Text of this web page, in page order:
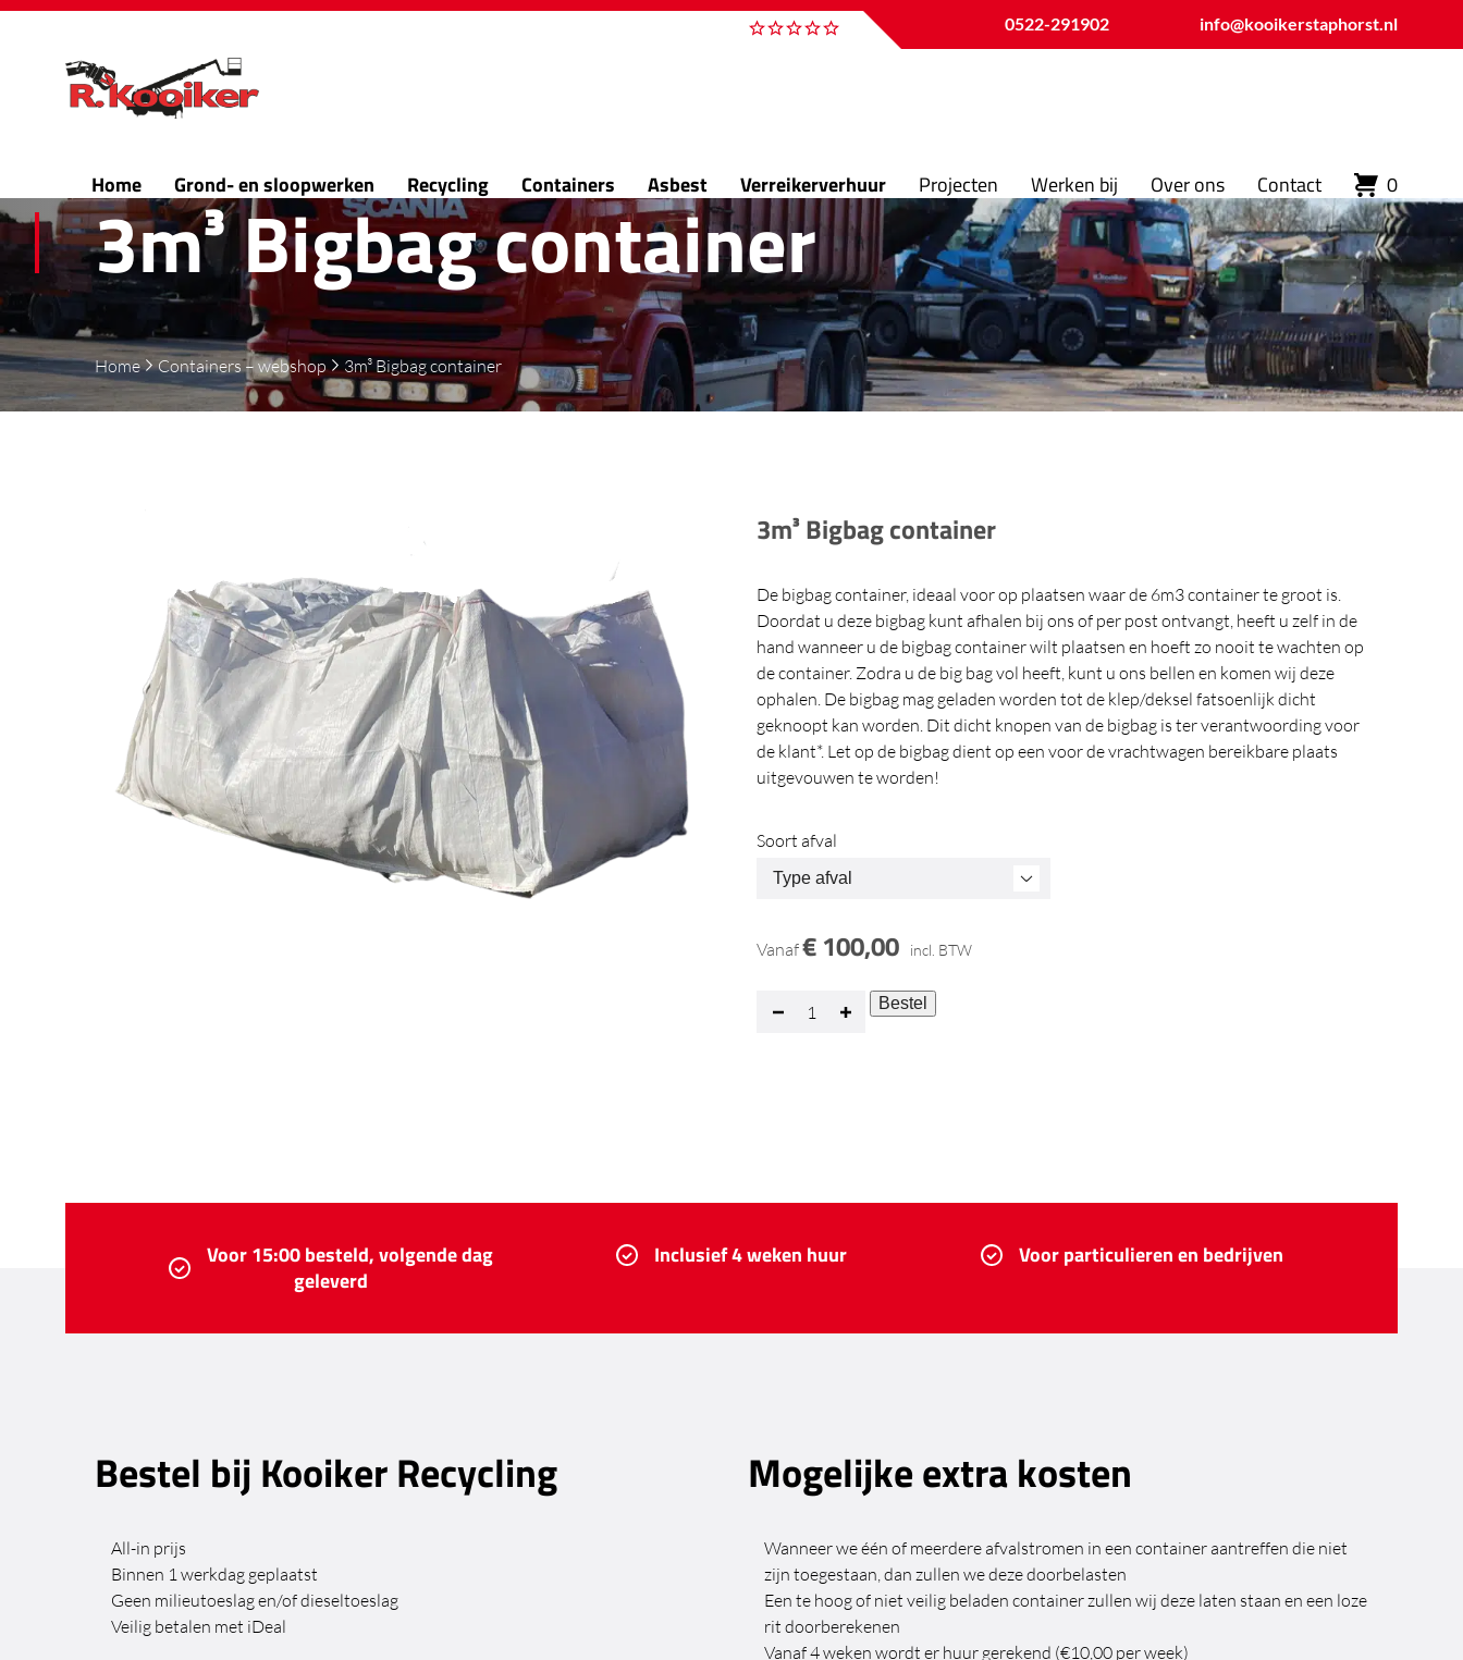
0522-291902 info@kooikerstaphorst.nl
Home Grond- en sloopwerken Recycling Containers Asbest Verreikerverhuur Projecten Werken bij Over ons Contact 0
3m³ Bigbag container
Home Containers – webshop 3m³ Bigbag container
3m³ Bigbag container
De bigbag container, ideaal voor op plaatsen waar de 6m3 container te groot is.
Doordat u deze bigbag kunt afhalen bij ons of per post ontvangt, heeft u zelf in de
hand wanneer u de bigbag container wilt plaatsen en hoeft zo nooit te wachten op
de container. Zodra u de big bag vol heeft, kunt u ons bellen en komen wij deze
ophalen. De bigbag mag geladen worden tot de klep/deksel fatsoenlijk dicht
geknoopt kan worden. Dit dicht knopen van de bigbag is ter verantwoording voor
de klant*. Let op de bigbag dient op een voor de vrachtwagen bereikbare plaats
uitgevouwen te worden!
Soort afval
Vanaf€100,00 incl. BTW
Minus Plus
Bestel
Voor 15:00 besteld, volgende dag
geleverd
Inclusief 4 weken huur Voor particulieren en bedrijven
Bestel bij Kooiker Recycling
All-in prijs
Binnen 1 werkdag geplaatst
Geen milieutoeslag en/of dieseltoeslag
Veilig betalen met iDeal
Mogelijke extra kosten
Wanneer we één of meerdere afvalstromen in een container aantreffen die niet
zijn toegestaan, dan zullen we deze doorbelasten
Een te hoog of niet veilig beladen container zullen wij deze laten staan en een loze
rit doorberekenen
Vanaf 4 weken wordt er huur gerekend (€10,00 per week)